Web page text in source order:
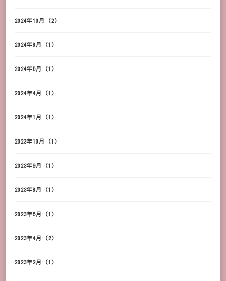
2024年10月 (2)
2024年8月 (1)
2024年5月 (1)
2024年4月 (1)
2024年1月 (1)
2023年10月 (1)
2023年9月 (1)
2023年8月 (1)
2023年6月 (1)
2023年4月 (2)
2023年2月 (1)